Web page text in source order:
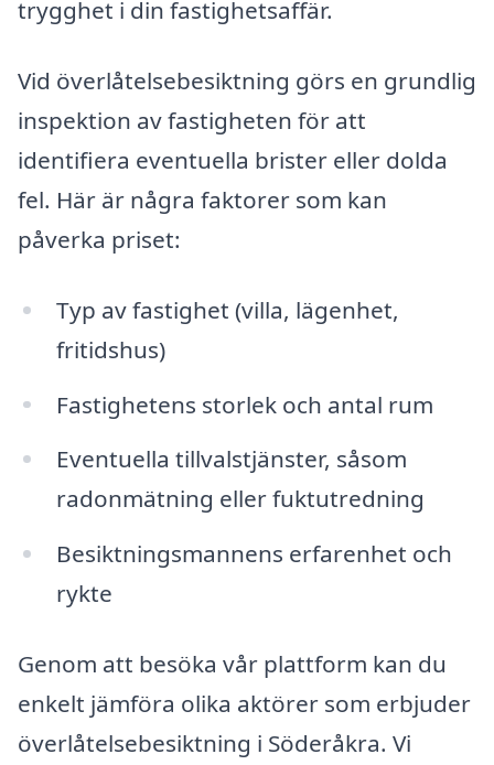
trygghet i din fastighetsaffär.
Vid överlåtelsebesiktning görs en grundlig
inspektion av fastigheten för att
identifiera eventuella brister eller dolda
fel. Här är några faktorer som kan
påverka priset:
Typ av fastighet (villa, lägenhet,
fritidshus)
Fastighetens storlek och antal rum
Eventuella tillvalstjänster, såsom
radonmätning eller fuktutredning
Besiktningsmannens erfarenhet och
rykte
Genom att besöka vår plattform kan du
enkelt jämföra olika aktörer som erbjuder
överlåtelsebesiktning i Söderåkra. Vi